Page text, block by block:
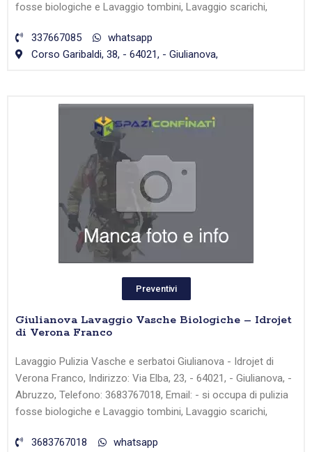
fosse biologiche e Lavaggio tombini, Lavaggio scarichi,
337667085
whatsapp
Corso Garibaldi, 38, - 64021, - Giulianova,
Preventivi
Giulianova Lavaggio Vasche Biologiche – Idrojet
di Verona Franco
Lavaggio Pulizia Vasche e serbatoi Giulianova - Idrojet di
Verona Franco, Indirizzo: Via Elba, 23, - 64021, - Giulianova, -
Abruzzo, Telefono: 3683767018, Email: - si occupa di pulizia
fosse biologiche e Lavaggio tombini, Lavaggio scarichi,
3683767018
whatsapp